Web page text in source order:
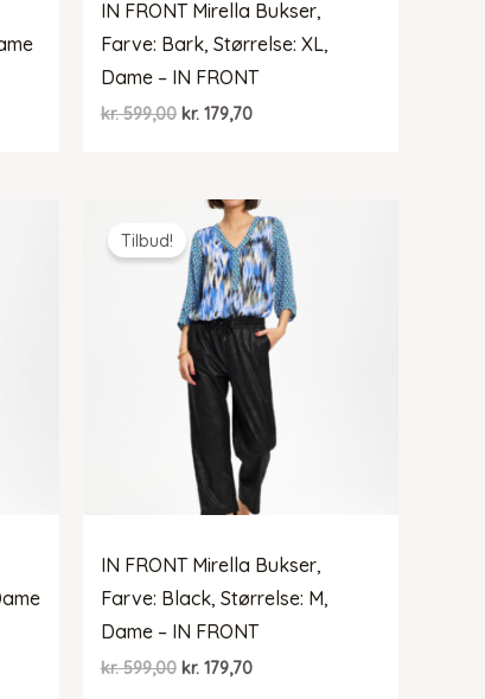
IN FRONT Mirella Bukser,
Farve: Bark, Størrelse: XL,
Dame – IN FRONT
kr.599,00 Den
kr. 599,00.
kr.179,70Den
kr. 179,70.
Tilbud!
IN FRONT Mirella Bukser,
Farve: Black, Størrelse: M,
Dame – IN FRONT
kr.599,00 Den
kr.179,70Den